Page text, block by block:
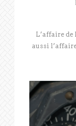
L’affaire de
aussi